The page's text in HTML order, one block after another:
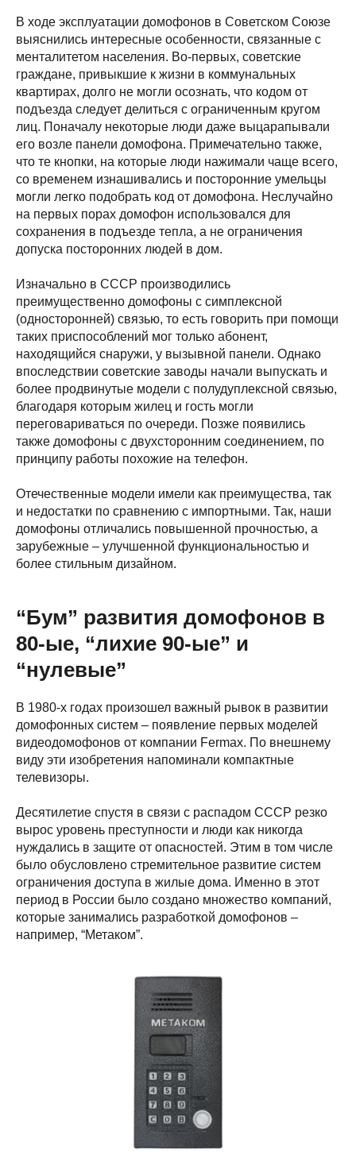
В ходе эксплуатации домофонов в Советском Союзе
выяснились интересные особенности, связанные с
менталитетом населения. Во-первых, советские
граждане, привыкшие к жизни в коммунальных
квартирах, долго не могли осознать, что кодом от
подъезда следует делиться с ограниченным кругом
лиц. Поначалу некоторые люди даже выцарапывали
его возле панели домофона. Примечательно также,
что те кнопки, на которые люди нажимали чаще всего,
со временем изнашивались и посторонние умельцы
могли легко подобрать код от домофона. Неслучайно
на первых порах домофон использовался для
сохранения в подъезде тепла, а не ограничения
допуска посторонних людей в дом.
Изначально в СССР производились
преимущественно домофоны с симплексной
(односторонней) связью, то есть говорить при помощи
таких приспособлений мог только абонент,
находящийся снаружи, у вызывной панели. Однако
впоследствии советские заводы начали выпускать и
более продвинутые модели с полудуплексной связью,
благодаря которым жилец и гость могли
переговариваться по очереди. Позже появились
также домофоны с двухсторонним соединением, по
принципу работы похожие на телефон.
Отечественные модели имели как преимущества, так
и недостатки по сравнению с импортными. Так, наши
домофоны отличались повышенной прочностью, а
зарубежные – улучшенной функциональностью и
более стильным дизайном.
“Бум” развития домофонов в
80-ые, “лихие 90-ые” и
“нулевые”
В 1980-х годах произошел важный рывок в развитии
домофонных систем – появление первых моделей
видеодомофонов от компании Fermax. По внешнему
виду эти изобретения напоминали компактные
телевизоры.
Десятилетие спустя в связи с распадом СССР резко
вырос уровень преступности и люди как никогда
нуждались в защите от опасностей. Этим в том числе
было обусловлено стремительное развитие систем
ограничения доступа в жилые дома. Именно в этот
период в России было создано множество компаний,
которые занимались разработкой домофонов –
например, “Метаком”.